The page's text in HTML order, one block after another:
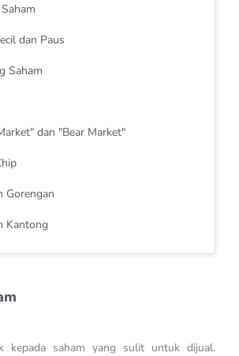
dan Paus
Saham
dan "Bear Market"
Gorengan
Kantong
kepada saham yang sulit untuk dijual.